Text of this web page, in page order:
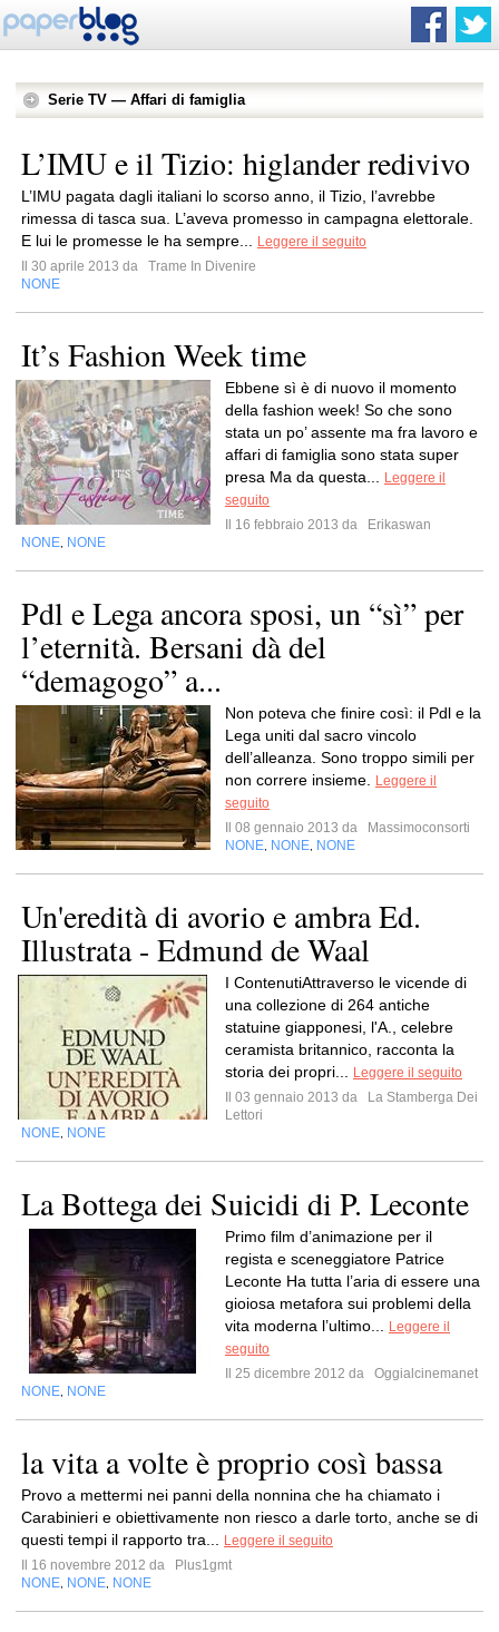
Serie TV — Affari di famiglia
L’IMU e il Tizio: higlander redivivo
L’IMU pagata dagli italiani lo scorso anno, il Tizio, l’avrebbe
rimessa di tasca sua. L’aveva promesso in campagna elettorale.
E lui le promesse le ha sempre...
Leggere il seguito
Il 30 aprile 2013 da
Trame In Divenire
NONE
It’s Fashion Week time
Ebbene sì è di nuovo il momento
della fashion week! So che sono
stata un po’ assente ma fra lavoro e
affari di famiglia sono stata super
presa Ma da questa...
Leggere il
seguito
Il 16 febbraio 2013 da
Erikaswan
NONE NONE
Pdl e Lega ancora sposi, un “sì” per
l’eternità. Bersani dà del
“demagogo” a...
Non poteva che finire così: il Pdl e la
Lega uniti dal sacro vincolo
dell’alleanza. Sono troppo simili per
non correre insieme.
Leggere il
seguito
Il 08 gennaio 2013 da
Massimoconsorti
NONE NONE NONE
Un'eredità di avorio e ambra Ed.
Illustrata - Edmund de Waal
I ContenutiAttraverso le vicende di
una collezione di 264 antiche
statuine giapponesi, l'A., celebre
ceramista britannico, racconta la
storia dei propri...
Leggere il seguito
Il 03 gennaio 2013 da
La Stamberga Dei
Lettori
NONE NONE
La Bottega dei Suicidi di P. Leconte
Primo film d’animazione per il
regista e sceneggiatore Patrice
Leconte Ha tutta l’aria di essere una
gioiosa metafora sui problemi della
vita moderna l’ultimo...
Leggere il
seguito
Il 25 dicembre 2012 da
Oggialcinemanet
NONE NONE
la vita a volte è proprio così bassa
Provo a mettermi nei panni della nonnina che ha chiamato i
Carabinieri e obiettivamente non riesco a darle torto, anche se di
questi tempi il rapporto tra...
Leggere il seguito
Il 16 novembre 2012 da
Plus1gmt
NONE NONE NONE